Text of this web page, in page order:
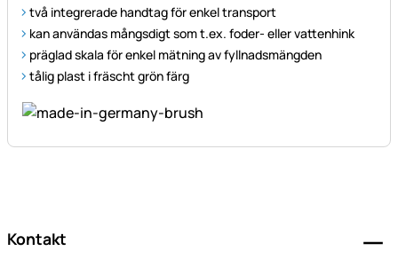
två integrerade handtag för enkel transport
kan användas mångsdigt som t.ex. foder- eller vattenhink
präglad skala för enkel mätning av fyllnadsmängden
tålig plast i fräscht grön färg
Kontakt